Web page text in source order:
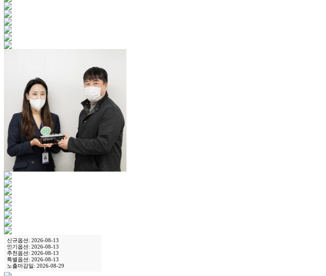
신규옵션: 2026-08-13
인기옵션: 2026-08-13
추천옵션: 2026-08-13
특별옵션: 2026-08-13
노출마감일: 2026-08-29